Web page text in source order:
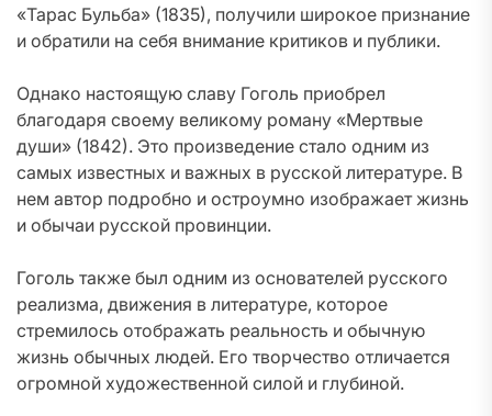
«Тарас Бульба» (1835), получили широкое признание
и обратили на себя внимание критиков и публики.
Однако настоящую славу Гоголь приобрел
благодаря своему великому роману «Мертвые
души» (1842). Это произведение стало одним из
самых известных и важных в русской литературе. В
нем автор подробно и остроумно изображает жизнь
и обычаи русской провинции.
Гоголь также был одним из основателей русского
реализма, движения в литературе, которое
стремилось отображать реальность и обычную
жизнь обычных людей. Его творчество отличается
огромной художественной силой и глубиной.